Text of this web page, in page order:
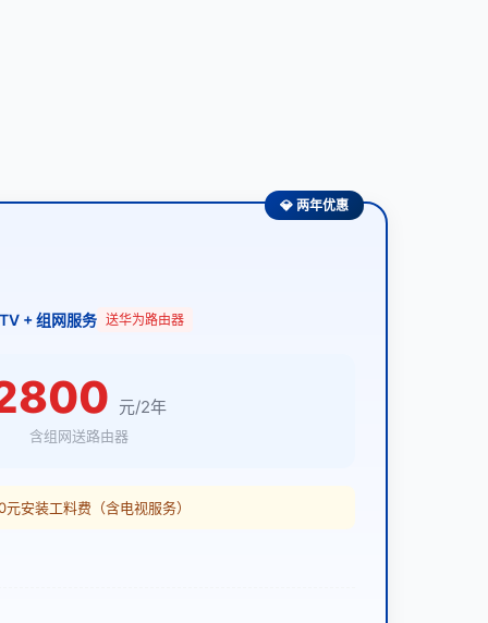
💎 两年优惠
+ 组网服务 送华为路由器
元/2年
含组网送路由器
安装工料费（含电视服务）